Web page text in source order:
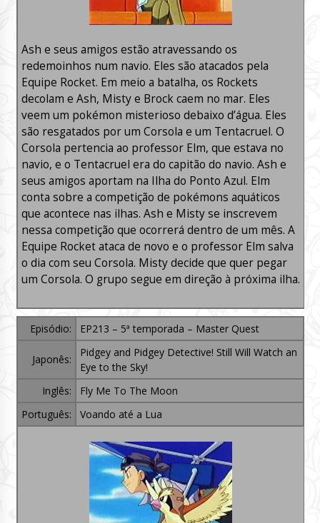
Ash e seus amigos estão atravessando os
redemoinhos num navio. Eles são atacados pela
Equipe Rocket. Em meio a batalha, os Rockets
decolam e Ash, Misty e Brock caem no mar. Eles
veem um pokémon misterioso debaixo d’água. Eles
são resgatados por um Corsola e um Tentacruel. O
Corsola pertencia ao professor Elm, que estava no
navio, e o Tentacruel era do capitão do navio. Ash e
seus amigos aportam na Ilha do Ponto Azul. Elm
conta sobre a competição de pokémons aquáticos
que acontece nas ilhas. Ash e Misty se inscrevem
nessa competição que ocorrerá dentro de um mês. A
Equipe Rocket ataca de novo e o professor Elm salva
o dia com seu Corsola. Misty decide que quer pegar
um Corsola. O grupo segue em direção à próxima ilha.
Episódio: EP213 – 5ª temporada – Master Quest
Japonês:
Pidgey and Pidgey Detective! Still Will Watch an
Eye to the Sky!
Inglês:
Fly Me To The Moon
Português:
Voando até a Lua